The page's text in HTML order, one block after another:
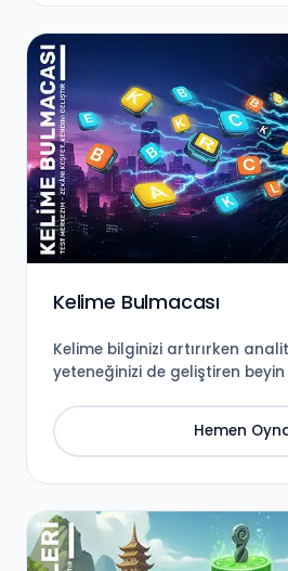
Kelime Bulmacası
Kelime bilginizi artırırken
yeteneğinizi de geliştiren beyin
Hemen